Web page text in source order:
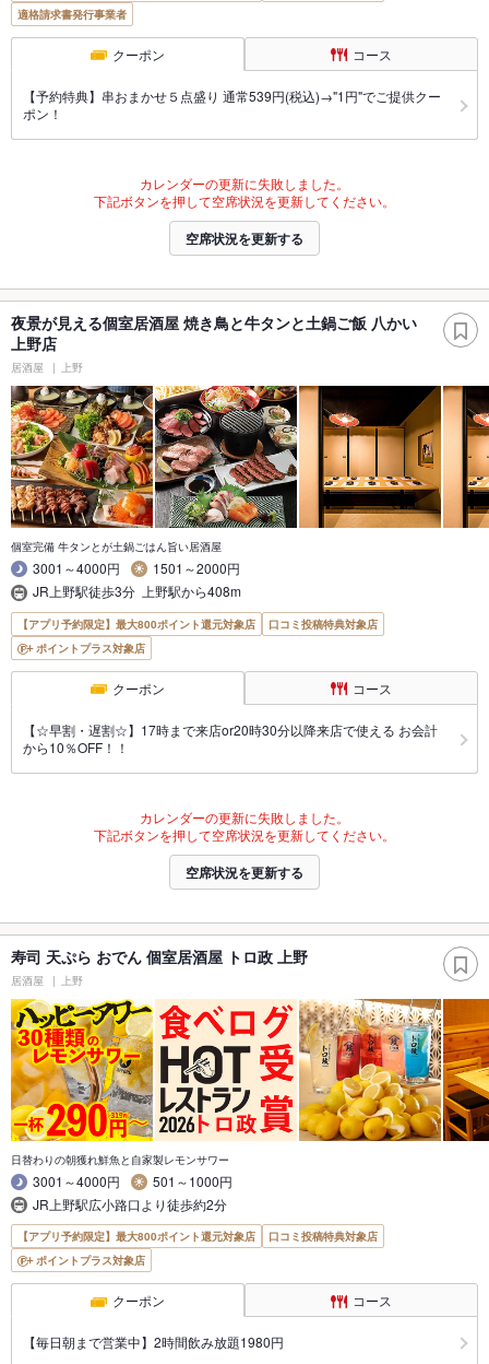
適格請求書発行事業者
クーポン コース
【予約特典】串おまかせ５点盛り 通常539円(税込)→"1円"でご提供クー
ポン！
カレンダーの更新に失敗しました。
下記ボタンを押して空席状況を更新してください。
空席状況を更新する
夜景が見える個室居酒屋 焼き鳥と牛タンと土鍋ご飯 八かい
上野店
居酒屋 上野
個室完備 牛タンとが土鍋ごはん旨い居酒屋
3001～4000円
1501～2000円
JR上野駅徒歩3分 上野駅から408m
【アプリ予約限定】最大800ポイント還元対象店
口コミ投稿特典対象店
ポイントプラス対象店
クーポン コース
【☆早割・遅割☆】17時まで来店or20時30分以降来店で使える お会計
から10％OFF！！
カレンダーの更新に失敗しました。
下記ボタンを押して空席状況を更新してください。
空席状況を更新する
寿司 天ぷら おでん 個室居酒屋 トロ政 上野
居酒屋 上野
日替わりの朝獲れ鮮魚と自家製レモンサワー
3001～4000円
501～1000円
JR上野駅広小路口より徒歩約2分
【アプリ予約限定】最大800ポイント還元対象店
口コミ投稿特典対象店
ポイントプラス対象店
クーポン コース
【毎日朝まで営業中】2時間飲み放題1980円